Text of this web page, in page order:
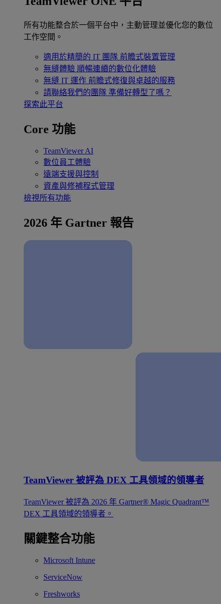
所有功能整合於一個平台中，主動管理並優化您的數位
工作空間。
適用於精簡的 IT 團隊 前瞻式裝置管理
無縫體驗 順暢連續的數位化體驗
無縫 IT 運作 前瞻式修復與卓越的服務
請聯絡我們的團隊 準備好轉型了嗎？
探索此平台
Core 功能
TeamViewer AI
數位員工體驗
遠端支援與控制
資產與修補程式管理
檢視所有功能
2026 年 Gartner 報告
TeamViewer 被評為 DEX 工具領域的領導者
TeamViewer 被評為 2026 年 Gartner® Magic Quadrant™
DEX 工具領域的領導者。
關鍵整合功能
Microsoft Intune
ServiceNow
Freshworks